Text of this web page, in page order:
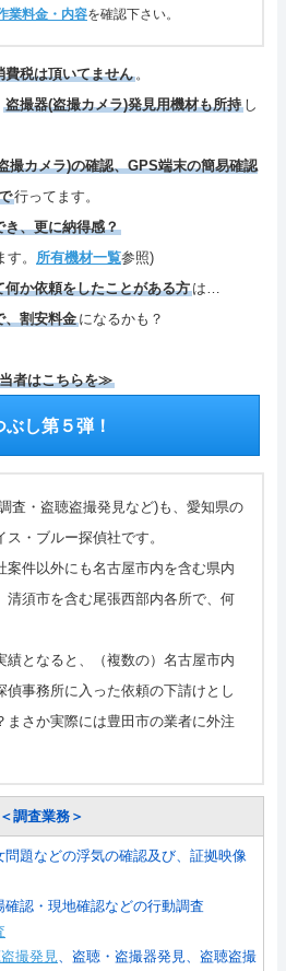
,SNS)
業料金・内容を確認下さい。
費税は頂いてません 。
盗撮器(盗撮カメラ)発見用機材も所持 し
撮カメラ)の確認、GPS端末の簡易確認
行ってます。
き、更に納得感？
。 所有機材一覧参照)
何か依頼をしたことがある方 は…
、割安料金 になるかも？
者はこちらを≫
ぶし第５弾！
査・盗聴盗撮発見など)も、愛知県の
・ブルー探偵社です。
案件以外にも名古屋市内を含む県内
清須市を含む尾張西部内各所で、何
績となると、（複数の）名古屋市内
偵事務所に入った依頼の下請けとし
まさか実際には豊田市の業者に外注
＜調査業務＞
問題などの浮気の確認及び、証拠映像
認・現地確認などの行動調査
撮発見
、盗聴・盗撮器発見、盗聴盗撮